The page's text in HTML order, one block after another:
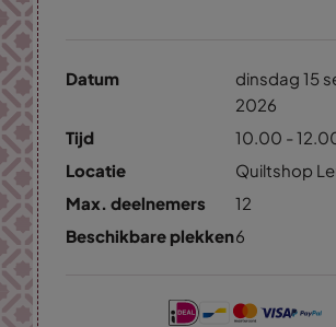
Datum
dinsdag 15
2026
Tijd
10.00 -
Locatie
Quiltshop
Max. deelnemers
12
Beschikbare plekken6